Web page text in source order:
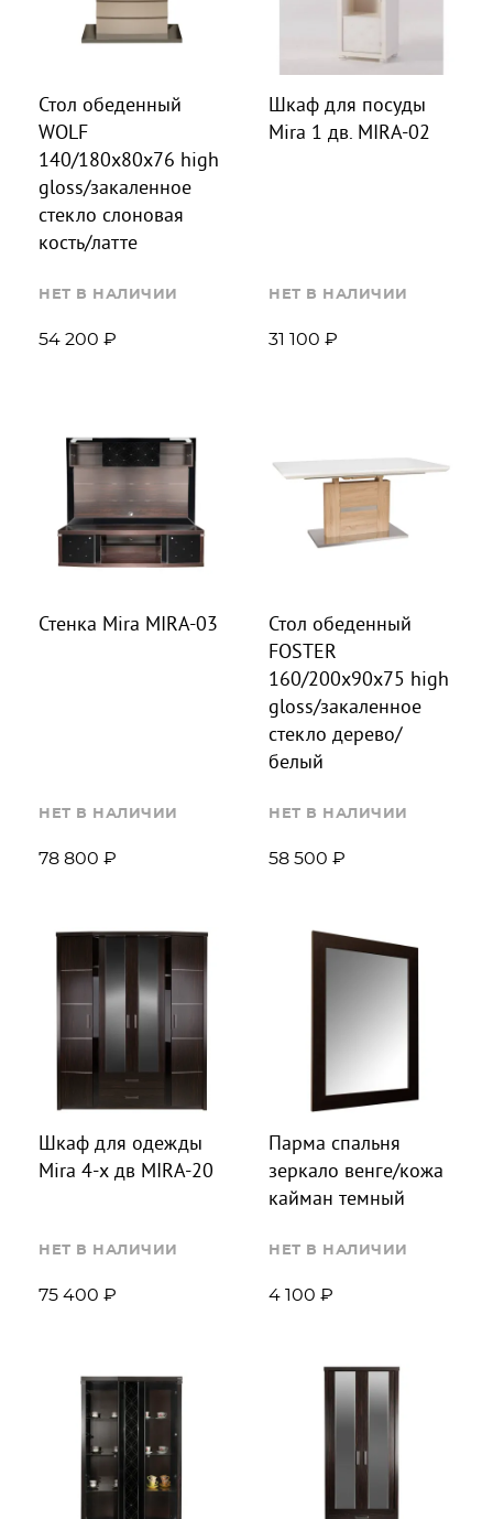
Стол обеденный
WOLF
140/180x80x76 high
gloss/закаленное
стекло слоновая
кость/латте
НЕТ В НАЛИЧИИ
54 200 ₽
Шкаф для посуды
Mira 1 дв. MIRA-02
НЕТ В НАЛИЧИИ
31 100 ₽
Стенка Mira MIRA-03
НЕТ В НАЛИЧИИ
78 800 ₽
Стол обеденный
FOSTER
160/200х90х75 high
gloss/закаленное
стекло дерево/
белый
НЕТ В НАЛИЧИИ
58 500 ₽
Шкаф для одежды
Mira 4-х дв MIRA-20
НЕТ В НАЛИЧИИ
75 400 ₽
Парма спальня
зеркало венге/кожа
кайман темный
НЕТ В НАЛИЧИИ
4 100 ₽